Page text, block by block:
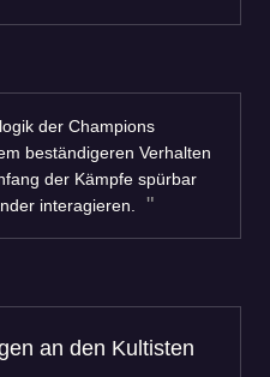
der Champions
beständigeren Verhalten
der Kämpfe spürbar
interagieren.
an den Kultisten